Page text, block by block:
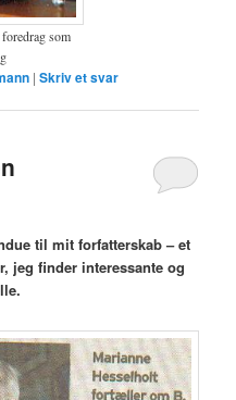
som
|Skriv et svar
til mit forfatterskab – et
jeg finder interessante og
.